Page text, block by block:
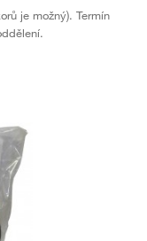
je možný). Termín